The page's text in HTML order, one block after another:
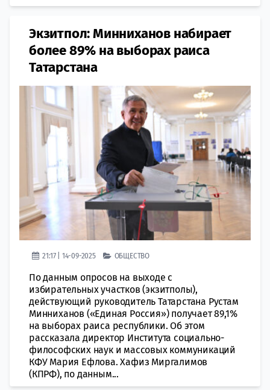
Экзитпол: Минниханов набирает
более 89% на выборах раиса
Татарстана
21:17 | 14-09-2025 ОБЩЕСТВО
По данным опросов на выходе с
избирательных участков (экзитполы),
действующий руководитель Татарстана Рустам
Минниханов («Единая Россия») получает 89,1%
на выборах раиса республики. Об этом
рассказала директор Института социально-
философских наук и массовых коммуникаций
КФУ Мария Ефлова. Хафиз Миргалимов
(КПРФ), по данным...